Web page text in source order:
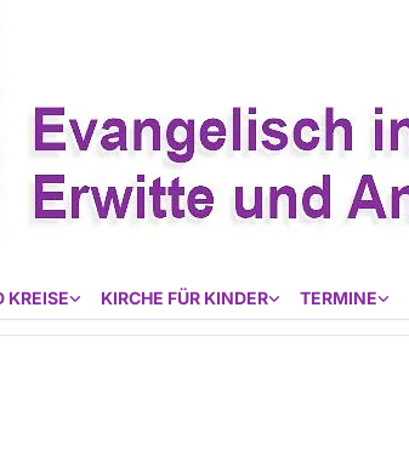
KREISE KIRCHE FÜR KINDER TERMINE